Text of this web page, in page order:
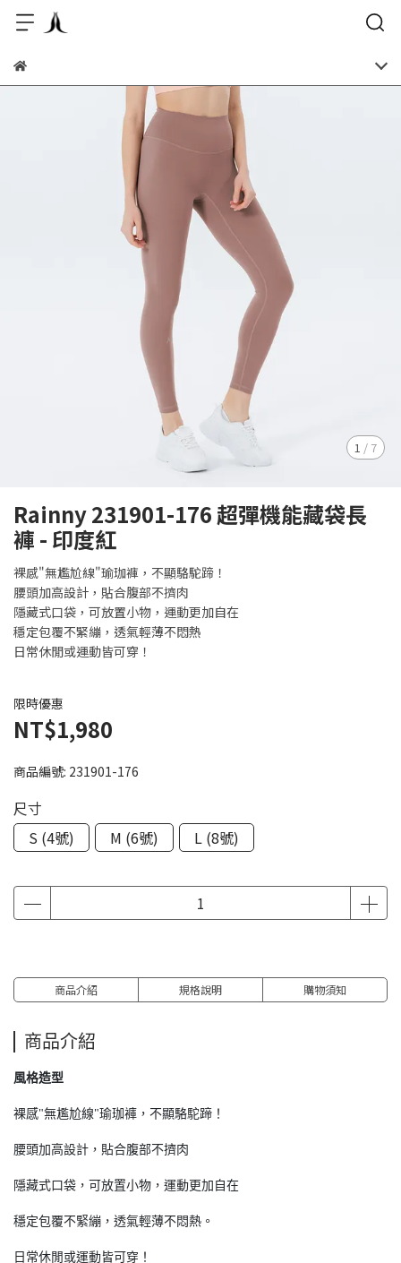
1 / 7
Rainny 231901-176 超彈機能藏袋長
褲 - 印度紅
裸感"無尷尬線"瑜珈褲，不顯駱駝蹄！
腰頭加高設計，貼合腹部不擠肉
隱藏式口袋，可放置小物，運動更加自在
穩定包覆不緊繃，透氣輕薄不悶熱
日常休閒或運動皆可穿！
限時優惠
NT$1,980
商品編號: 231901-176
尺寸
S (4號)
M (6號) L (8號)
商品介紹 規格說明 購物須知
商品介紹
風格造型
裸感"無尷尬線"瑜珈褲，不顯駱駝蹄！
腰頭加高設計，貼合腹部不擠肉
隱藏式口袋，可放置小物，運動更加自在
穩定包覆不緊繃，透氣輕薄不悶熱。
日常休閒或運動皆可穿！